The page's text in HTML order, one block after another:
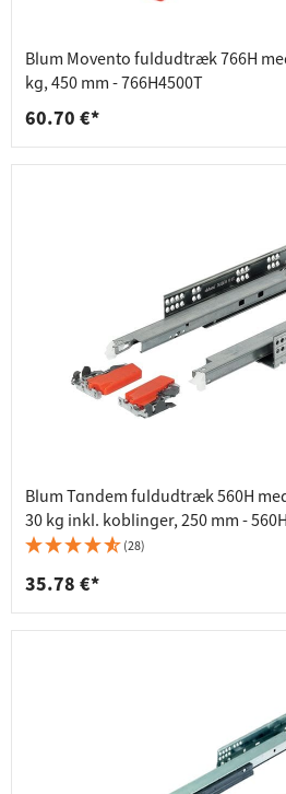
Blum Movento fuldudtræk 766H
kg, 450 mm - 766H4500T
60.70 €*
Blum Tandem fuldudtræk 560H
30 kg inkl. koblinger, 250 mm -
(28)
35.78 €*